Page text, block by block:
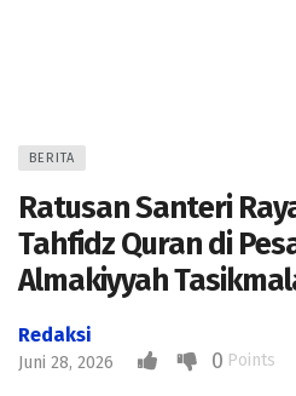
BERITA
Ratusan Santeri
Tahfidz Quran di
Almakiyyah
Redaksi
Juni 28, 2026 0 Points